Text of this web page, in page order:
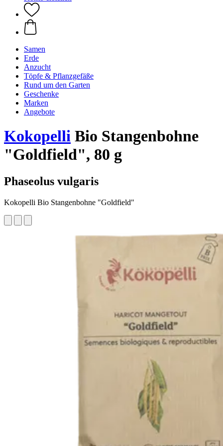
Samen
Erde
Anzucht
Töpfe & Pflanzgefäße
Rund um den Garten
Geschenke
Marken
Angebote
Kokopelli Bio Stangenbohne
"Goldfield", 80 g
Phaseolus vulgaris
Kokopelli Bio Stangenbohne "Goldfield"